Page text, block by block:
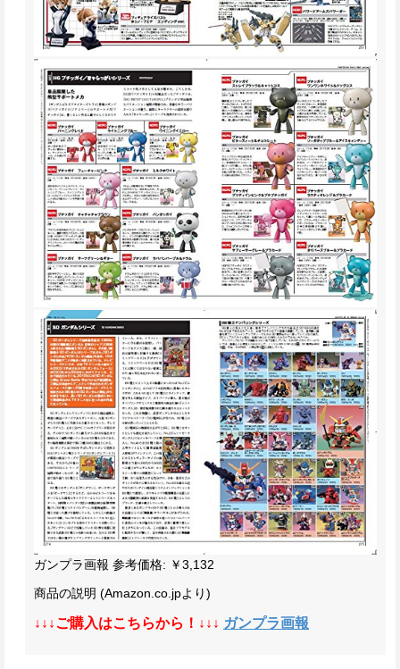
ガンプラ画報 参考価格: ￥3,132
商品の説明 (Amazon.co.jpより)
↓↓↓ご購入はこちらから！↓↓↓ ガンプラ画報